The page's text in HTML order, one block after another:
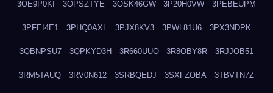
3OE9P0KI 3OPSZTYE 3OSK46GW 3P20H0VW 3PEBEUPM
3PFEI4E1 3PHQ0AXL 3PJX8KV3 3PWL81U6 3PX3NDPK
3QBNPSU7 3QPKYD3H 3R660UUO 3R8OBY8R 3RJJOB51
3RM5TAUQ 3RV0N612 3SRBQEDJ 3SXFZOBA 3TBVTN7Z